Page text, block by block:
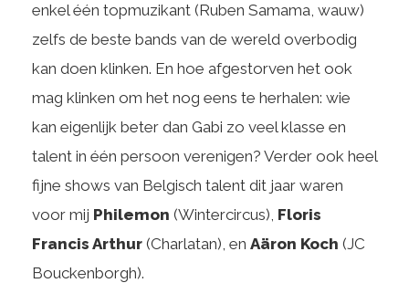
enkel één topmuzikant (Ruben Samama, wauw)
zelfs de beste bands van de wereld overbodig
kan doen klinken. En hoe afgestorven het ook
mag klinken om het nog eens te herhalen: wie
kan eigenlijk beter dan Gabi zo veel klasse en
talent in één persoon verenigen? Verder ook heel
fijne shows van Belgisch talent dit jaar waren
voor mij Philemon (Wintercircus), Floris
Francis Arthur (Charlatan), en Aäron Koch (JC
Bouckenborgh).